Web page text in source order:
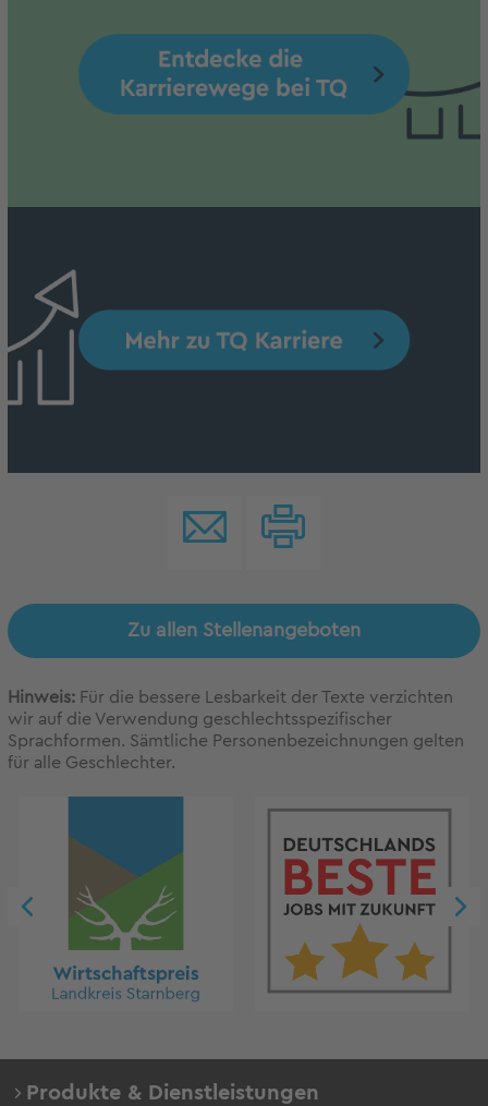
Zu allen Stellenangeboten
Hinweis: Für die bessere Lesbarkeit der Texte verzichten
wir auf die Verwendung geschlechtsspezifischer
Sprachformen. Sämtliche Personenbezeichnungen gelten
für alle Geschlechter.
Produkte & Dienstleistungen